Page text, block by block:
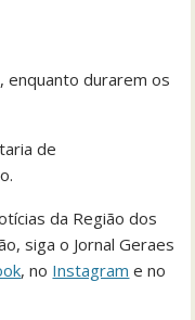
enquanto durarem os
de
da Região dos
siga o Jornal Geraes
, no Instagram e no